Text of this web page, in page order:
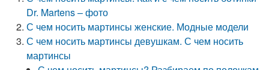
Dr. Martens – фото
С чем носить мартинсы женские. Модные модели
С чем носить мартинсы девушкам. С чем носить
мартинсы